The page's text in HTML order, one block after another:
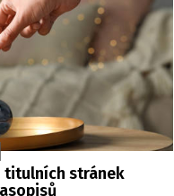
titulních stránek